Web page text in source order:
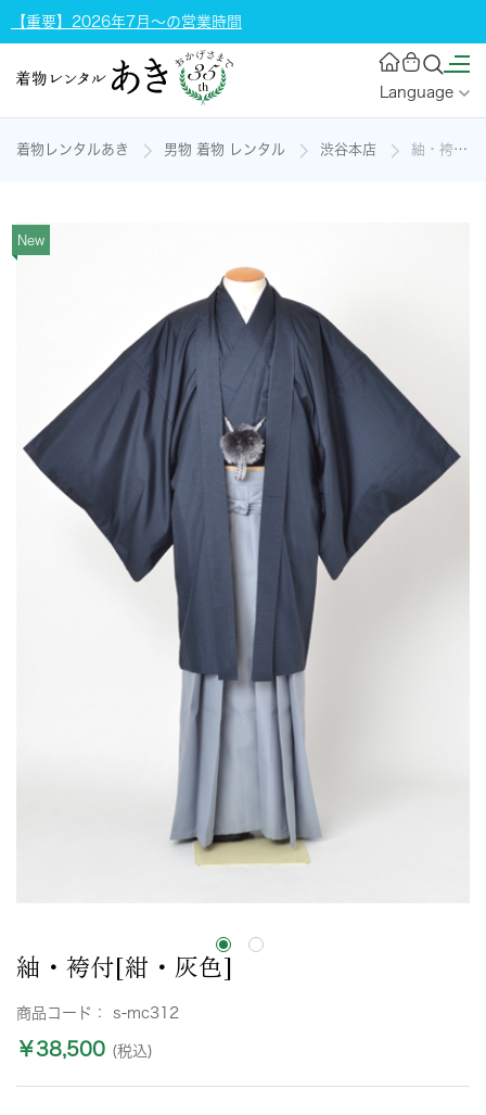
【重要】2026年7月～の営業時間
Language
着物レンタルあき 男物 着物 レンタル 渋谷本店 紬・袴付[紺・灰色]の着物レンタル
New
紬・袴付[紺・灰色]
商品コード： s-mc312
￥38,500 (税込)